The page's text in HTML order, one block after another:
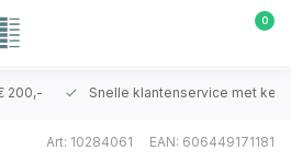
0
200,- Snelle klantenservice met
Art: 10284061 EAN: 606449171181